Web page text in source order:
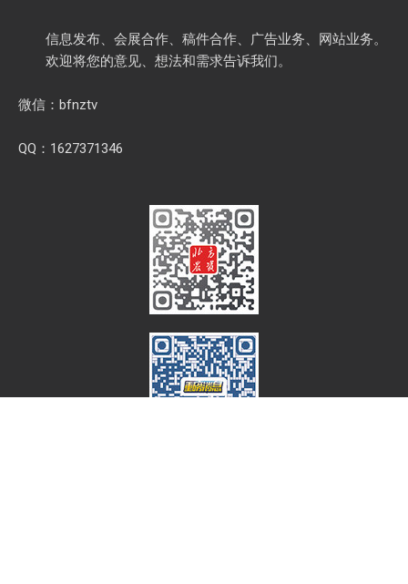
信息发布、会展合作、稿件合作、广告业务、网站业务。
欢迎将您的意见、想法和需求告诉我们。
微信：bfnztv
QQ：1627371346